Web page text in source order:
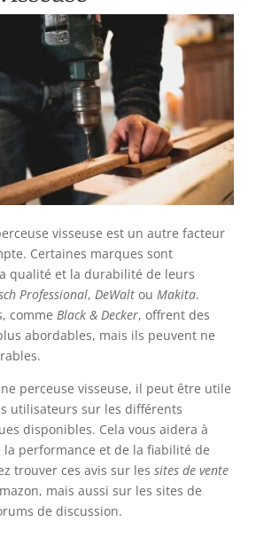
visseuse est un autre facteur
Certaines marques sont
qualité et la durabilité de leurs
Professional, DeWaltou Makita.
comme Black & Decker, offrent des
abordables, mais ils peuvent ne
perceuse visseuse, il peut être utile
utilisateurs sur les différents
disponibles. Cela vous aidera à
la performance et de la fiabilité de
trouver ces avis sur les sites de vente
mais aussi sur les sites de
de discussion.